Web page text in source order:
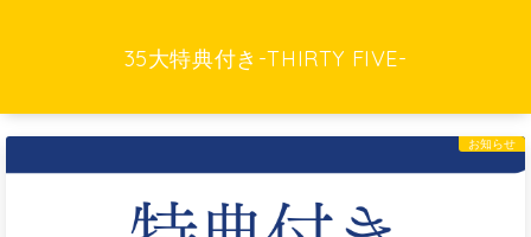
35大特典付き-THIRTY FIVE-
お知らせ